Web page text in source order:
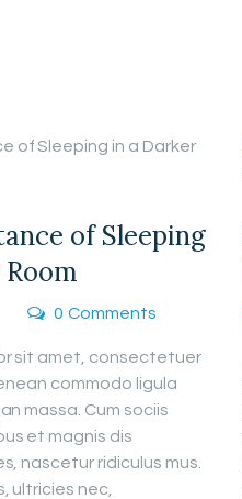
of Sleeping
0 Comments
sit amet, consectetuer
commodo ligula
massa. Cum sociis
et magnis dis
nascetur ridiculus mus.
ultricies nec,